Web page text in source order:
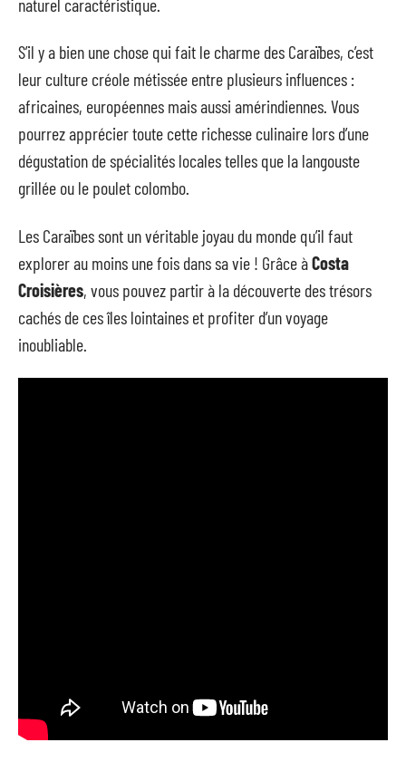
S’il y a bien une chose qui fait le charme des Caraïbes, c’est
leur culture créole métissée entre plusieurs influences :
africaines, européennes mais aussi amérindiennes. Vous
pourrez apprécier toute cette richesse culinaire lors d’une
dégustation de spécialités locales telles que la langouste
grillée ou le poulet colombo.
Les Caraïbes sont un véritable joyau du monde qu’il faut
explorer au moins une fois dans sa vie ! Grâce àCosta
Croisières, vous pouvez partir à la découverte des trésors
cachés de ces îles lointaines et profiter d’un voyage
inoubliable.